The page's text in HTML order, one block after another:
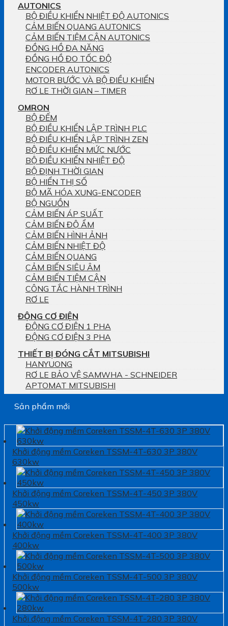
AUTONICS
BỘ ĐIỀU KHIỂN NHIỆT ĐỘ AUTONICS
CẢM BIẾN QUANG AUTONICS
CẢM BIẾN TIỆM CẬN AUTONICS
ĐỒNG HỒ ĐA NĂNG
ĐỒNG HỒ ĐO TỐC ĐỘ
ENCODER AUTONICS
MOTOR BƯỚC VÀ BỘ ĐIỀU KHIỂN
RƠ LE THỜI GIAN – TIMER
OMRON
BỘ ĐẾM
BỘ ĐIỀU KHIỂN LẬP TRÌNH PLC
BỘ ĐIỀU KHIỂN LẬP TRÌNH ZEN
BỘ ĐIỀU KHIỂN MỨC NƯỚC
BỘ ĐIỀU KHIỂN NHIỆT ĐỘ
BỘ ĐỊNH THỜI GIAN
BỘ HIỂN THỊ SỐ
BỘ MÃ HÓA XUNG-ENCODER
BỘ NGUỒN
CẢM BIẾN ÁP SUẤT
CẢM BIẾN ĐỘ ẨM
CẢM BIẾN HÌNH ẢNH
CẢM BIẾN NHIỆT ĐỘ
CẢM BIẾN QUANG
CẢM BIẾN SIÊU ÂM
CẢM BIẾN TIỆM CẬN
CÔNG TẮC HÀNH TRÌNH
RƠ LE
ĐỘNG CƠ ĐIỆN
ĐỘNG CƠ ĐIỆN 1 PHA
ĐỘNG CƠ ĐIỆN 3 PHA
THIẾT BỊ ĐÓNG CẮT MITSUBISHI
HANYUONG
RƠ LE BẢO VỆ SAMWHA - SCHNEIDER
APTOMAT MITSUBISHI
Sản phẩm mới
Khởi động mềm Coreken TSSM-4T-630 3P 380V
630kw
Khởi động mềm Coreken TSSM-4T-450 3P 380V
450kw
Khởi động mềm Coreken TSSM-4T-400 3P 380V
400kw
Khởi động mềm Coreken TSSM-4T-500 3P 380V
500kw
Khởi động mềm Coreken TSSM-4T-280 3P 380V